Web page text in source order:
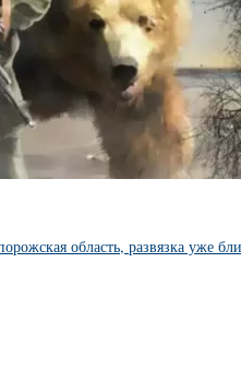
область, развязка уже